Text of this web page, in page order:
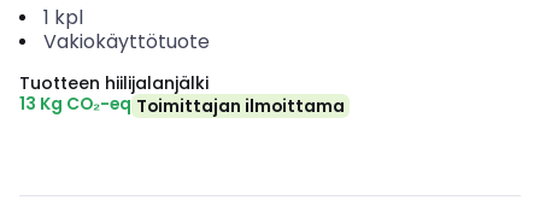
1 kpl
Vakiokäyttötuote
Tuotteen hiilijalanjälki
13 Kg CO₂-eq Toimittajan ilmoittama